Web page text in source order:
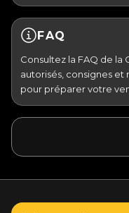
FAQ
Consultez la FAQ de la
autorisés, consignes
pour préparer votre